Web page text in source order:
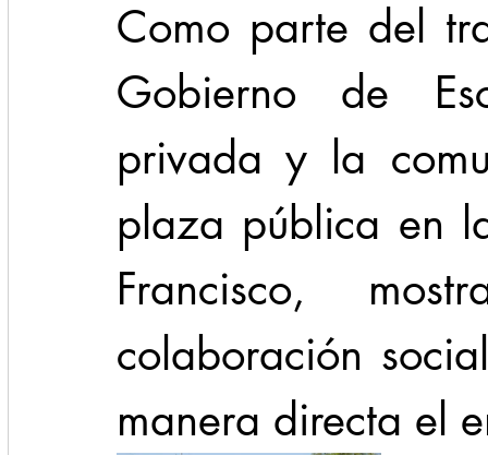
Como parte del
Gobierno de
privada y la
plaza pública en
Francisco,
colaboración
manera directa el